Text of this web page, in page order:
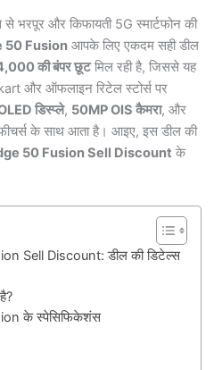
भरपूर और किफायती 5G स्मार्टफोन की
50 Fusion आपके लिए एकदम सही डील
की बंपर छूटमिल रही है, जिससे यह
और ऑफलाइन रिटेल स्टोर्स पर
डिस्प्ले, 50MP OIS कैमरा, और
के साथ आता है। आइए, इस डील की
50 Fusion Sell Discount के
Sell Discount: डील की डिटेल्स
के स्पेसिफिकेशंस